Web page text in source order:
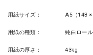
用紙サイズ： A5（148 ×
用紙の種類： 純白ロール
用紙の厚さ： 43kg